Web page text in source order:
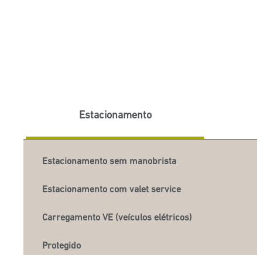
Estacionamento
Estacionamento sem manobrista
Estacionamento com valet service
Carregamento VE (veículos elétricos)
Protegido